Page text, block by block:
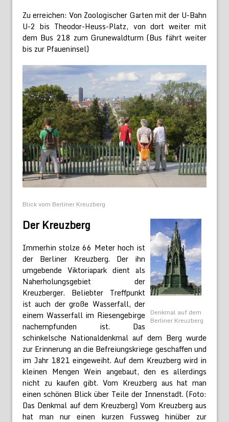
Zu erreichen: Von Zoologischer Garten mit der U-Bahn
U-2 bis Theodor-Heuss-Platz, von dort weiter mit
dem Bus 218 zum Grunewaldturm (Bus fährt weiter
bis zur Pfaueninsel)
Blick vom Berliner Kreuzberg
Denkmal auf dem
Berliner Kreuzberg
Der Kreuzberg
Immerhin stolze 66 Meter hoch ist
der Berliner Kreuzberg. Der ihn
umgebende Viktoriapark dient als
Naherholungsgebiet der
Kreuzberger. Beliebter Treffpunkt
ist auch der große Wasserfall, der
einem Wasserfall im Riesengebirge
nachempfunden ist. Das
schinkelsche Nationaldenkmal auf dem Berg wurde
zur Erinnerung an die Befreiungskriege geschaffen und
im Jahr 1821 eingeweiht. Auf dem Kreuzberg wird in
kleinen Mengen Wein angebaut, den es allerdings
nicht zu kaufen gibt. Vom Kreuzberg aus hat man
einen schönen Blick über Teile der Innenstadt. (Foto:
Das Denkmal auf dem Kreuzberg) Vom Kreuzberg aus
hat man nur einen kurzen Fussweg hinüber zur